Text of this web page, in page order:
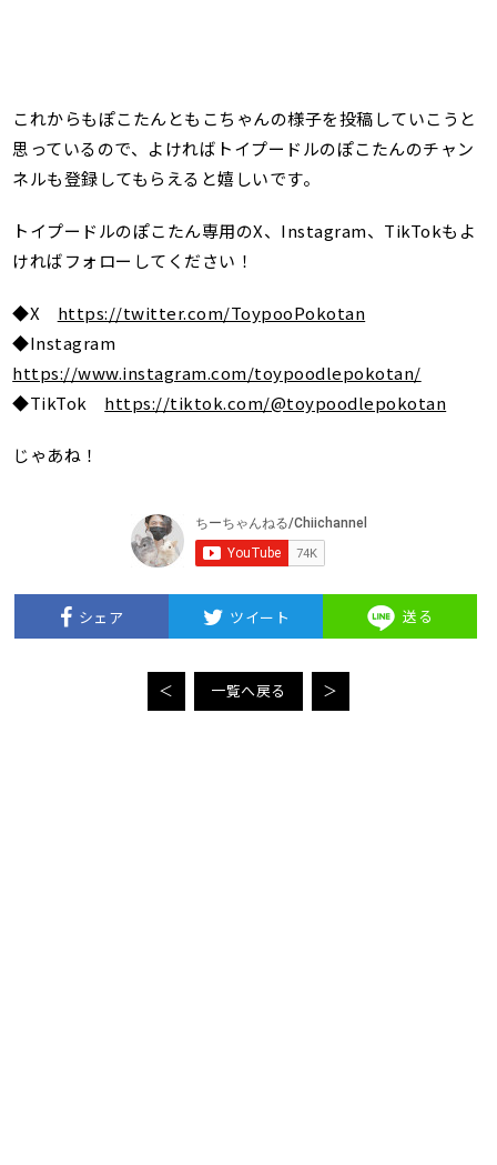
これからもぽこたんともこちゃんの様子を投稿していこうと
思っているので、よければトイプードルのぽこたんのチャン
ネルも登録してもらえると嬉しいです。
トイプードルのぽこたん専用のX、Instagram、TikTokもよ
ければフォローしてください！
◆X https://twitter.com/ToypooPokotan
◆Instagram
https://www.instagram.com/toypoodlepokotan/
◆TikTok https://tiktok.com/@toypoodlepokotan
じゃあね！
シェア ツイート 送る
＜ 一覧へ戻る ＞